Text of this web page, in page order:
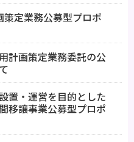
定業務公募型プロポ
計画策定業務委託の公
置・運営を目的とした
移譲事業公募型プロポ